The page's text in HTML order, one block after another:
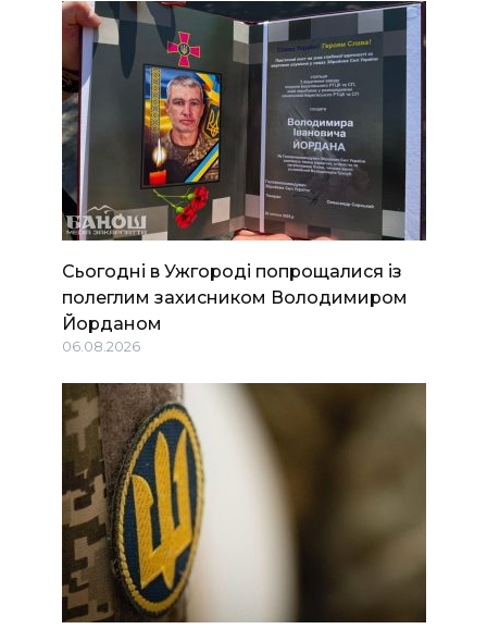
Сьогодні в Ужгороді попрощалися із
полеглим захисником Володимиром
Йорданом
06.08.2026